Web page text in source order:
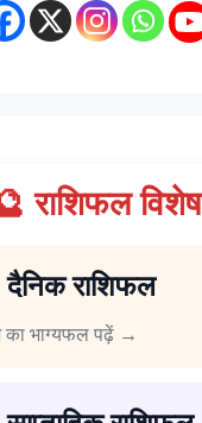
राशिफल विशेष
राशिफल
भाग्यफल पढ़ें →